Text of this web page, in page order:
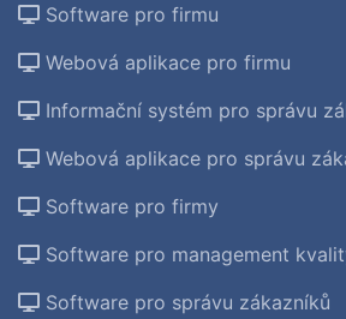
Software pro firmu
Webová aplikace pro firmu
Informační systém pro správu
Webová aplikace pro správu
Software pro firmy
Software pro management
Software pro správu zákazníků